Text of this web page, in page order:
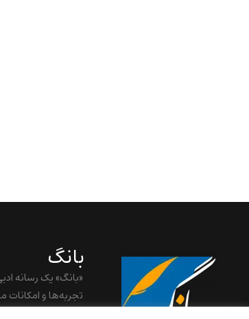
بانگ
«بانگ» یک رسانه
تجربه‌ها و